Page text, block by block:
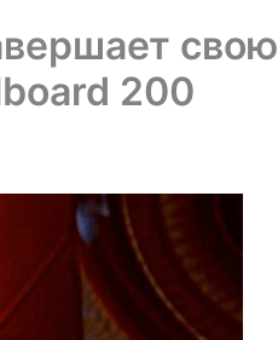
свою
200